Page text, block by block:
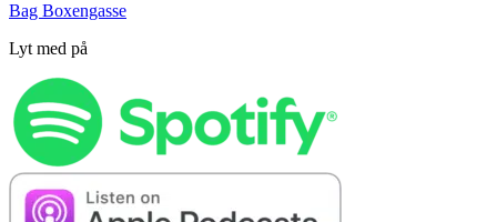
Bag Boxengasse
Lyt med på